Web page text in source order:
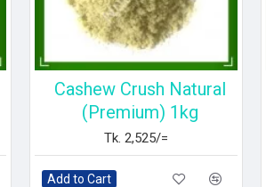
Cashew Crush Natural
(Premium) 1kg
Tk. 2,525/=
Add to Cart